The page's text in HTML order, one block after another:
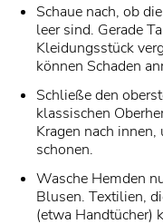
Schaue nach, ob
leer sind. Gerade
Kleidungsstück
können Schaden
Schließe den
klassischen
Kragen nach
schonen.
Wasche Hemden
Blusen. Textilien,
(etwa Handtücher)